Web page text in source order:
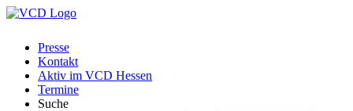
Presse
Kontakt
Aktiv im VCD Hessen
Termine
Suche